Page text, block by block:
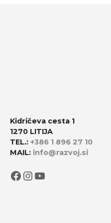
Kidričeva cesta 1
1270 LITIJA
TEL.: +386 1 896 27 10
MAIL: info@razvoj.si
Facebook InstagramYouTube